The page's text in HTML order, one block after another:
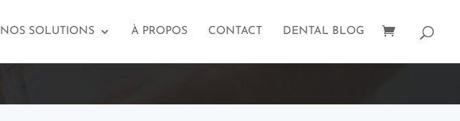
NOS SOLUTIONS À PROPOS CONTACT DENTAL BLOG